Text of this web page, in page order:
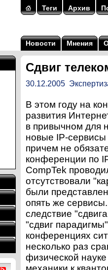
Теги Архив
Новости Мнения
Сдвиг
30.12.2005
В этом году на
развития
в привычном для
новые IP-
причем не
конференции по
CompTek
отсутствовали
были
опять же
следствие
"сдвиг
конференциях
несколько раз
физической